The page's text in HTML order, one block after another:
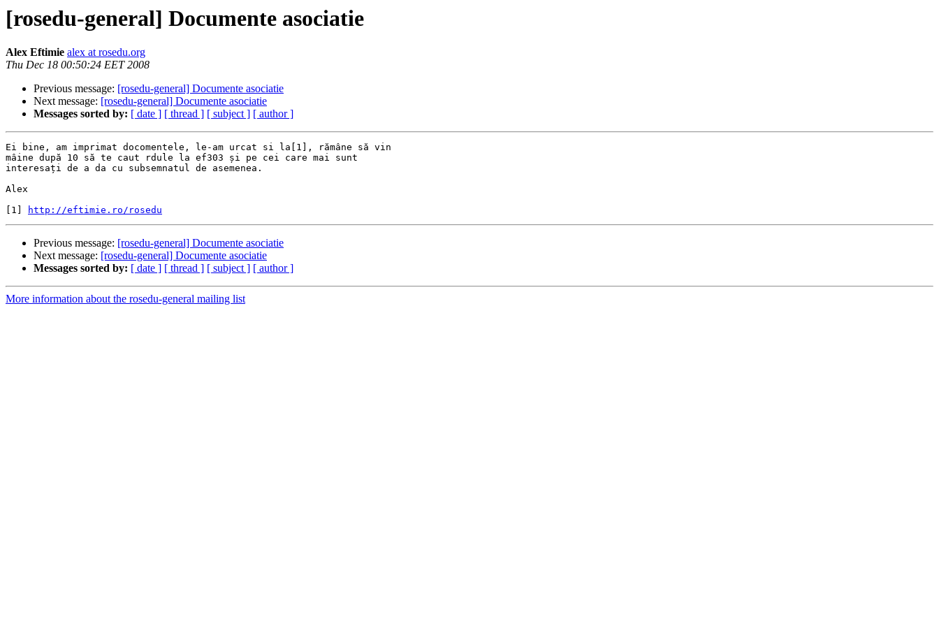
[rosedu-general] Documente asociatie
Alex Eftimie alex at rosedu.org
Thu Dec 18 00:50:24 EET 2008
Previous message: [rosedu-general] Documente asociatie
Next message: [rosedu-general] Documente asociatie
Messages sorted by: [ date ] [ thread ] [ subject ] [ author ]
Ei bine, am imprimat docomentele, le-am urcat si la[1], rămâne să vin
mâine după 10 să te caut rdule la ef303 și pe cei care mai sunt
interesați de a da cu subsemnatul de asemenea.
Alex
[1]
http://eftimie.ro/rosedu
Previous message: [rosedu-general] Documente asociatie
Next message: [rosedu-general] Documente asociatie
Messages sorted by: [ date ] [ thread ] [ subject ] [ author ]
More information about the rosedu-general mailing list